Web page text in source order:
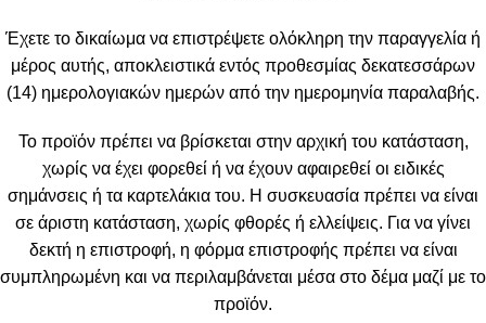
Έχετε το δικαίωμα να επιστρέψετε ολόκληρη την παραγγελία ή
μέρος αυτής, αποκλειστικά εντός προθεσμίας δεκατεσσάρων
(14) ημερολογιακών ημερών από την ημερομηνία παραλαβής.
Το προϊόν πρέπει να βρίσκεται στην αρχική του κατάσταση,
χωρίς να έχει φορεθεί ή να έχουν αφαιρεθεί οι ειδικές
σημάνσεις ή τα καρτελάκια του. Η συσκευασία πρέπει να είναι
σε άριστη κατάσταση, χωρίς φθορές ή ελλείψεις. Για να γίνει
δεκτή η επιστροφή, η φόρμα επιστροφής πρέπει να είναι
συμπληρωμένη και να περιλαμβάνεται μέσα στο δέμα μαζί με το
προϊόν.